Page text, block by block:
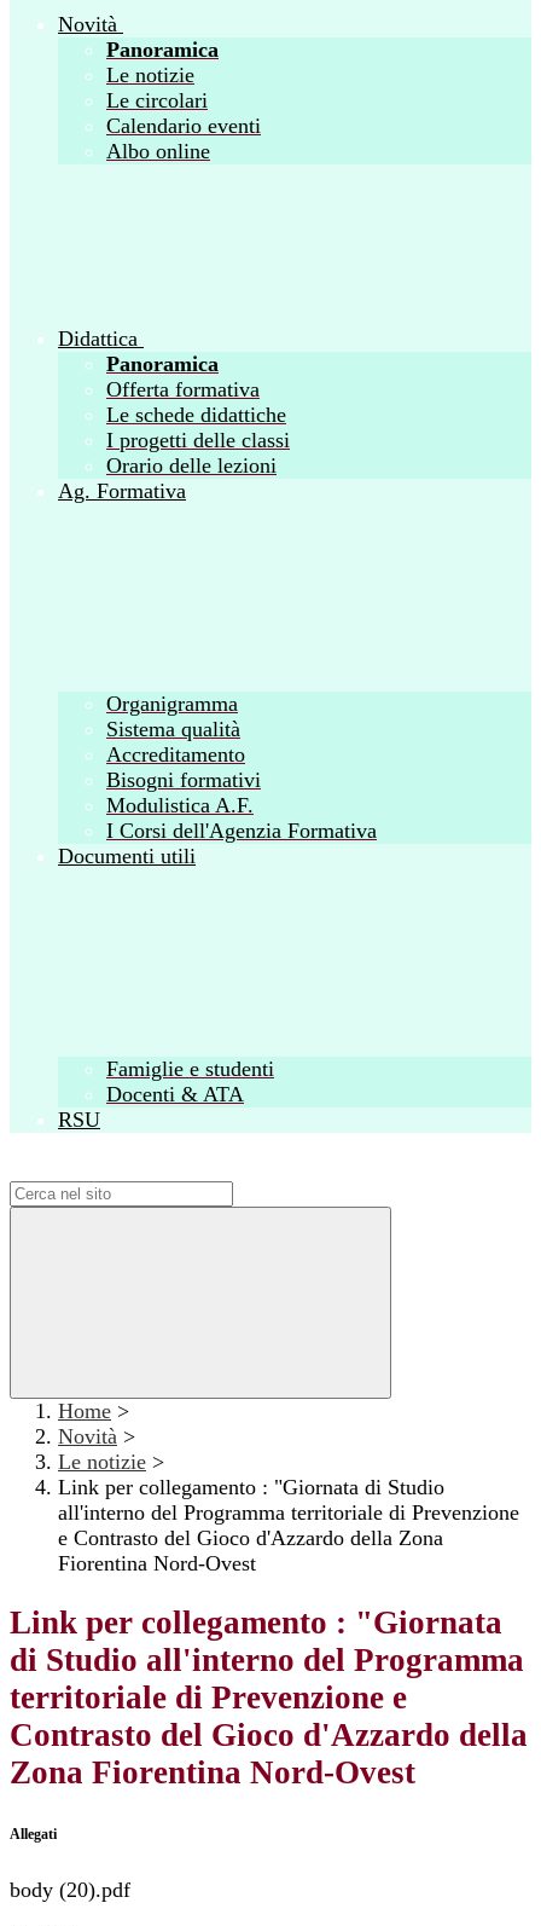
Novità
Panoramica
Le notizie
Le circolari
Calendario eventi
Albo online
Didattica
Panoramica
Offerta formativa
Le schede didattiche
I progetti delle classi
Orario delle lezioni
Ag. Formativa
Organigramma
Sistema qualità
Accreditamento
Bisogni formativi
Modulistica A.F.
I Corsi dell'Agenzia Formativa
Documenti utili
Famiglie e studenti
Docenti & ATA
RSU
Home >
Novità >
Le notizie >
Link per collegamento : "Giornata di Studio
all'interno del Programma territoriale di Prevenzione
e Contrasto del Gioco d'Azzardo della Zona
Fiorentina Nord-Ovest
Link per collegamento : "Giornata
di Studio all'interno del Programma
territoriale di Prevenzione e
Contrasto del Gioco d'Azzardo della
Zona Fiorentina Nord-Ovest
Allegati
body (20).pdf